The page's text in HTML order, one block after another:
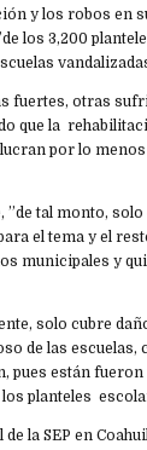
y los robos en
los 3,200
fuertes, otras
que la
por lo
”de tal monto,
el tema y el
municipales y
solo cubre
de las
pues están
planteles
la SEP en